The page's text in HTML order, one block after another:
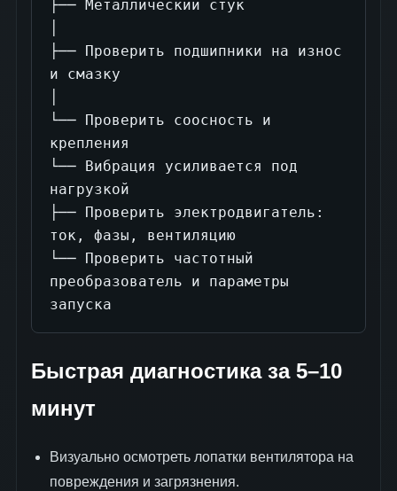
├── Металлический стук
├── Проверить подшипники на износ
и смазку
└── Проверить соосность и
крепления
└── Вибрация усиливается под
нагрузкой
├── Проверить электродвигатель:
ток, фазы, вентиляцию
└── Проверить частотный
преобразователь и параметры
запуска
Быстрая диагностика за 5–10
минут
Визуально осмотреть лопатки вентилятора на
повреждения и загрязнения.